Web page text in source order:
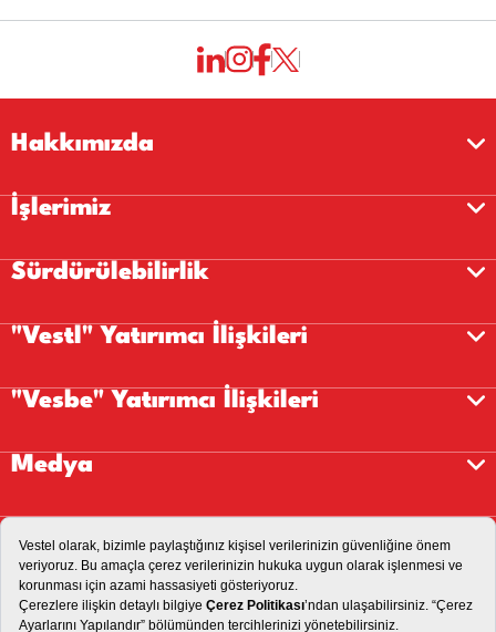
Hakkımızda
İşlerimiz
Sürdürülebilirlik
"Vestl" Yatırımcı İlişkileri
"Vesbe" Yatırımcı İlişkileri
Medya
İletişim